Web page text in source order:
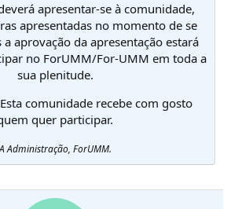
apresentar-se à comunidade,
apresentadas no momento de se
a aprovação da apresentação estará
no ForUMM/For-UMM em toda a
sua plenitude.
comunidade recebe com gosto
quer participar.
Administração, ForUMM.